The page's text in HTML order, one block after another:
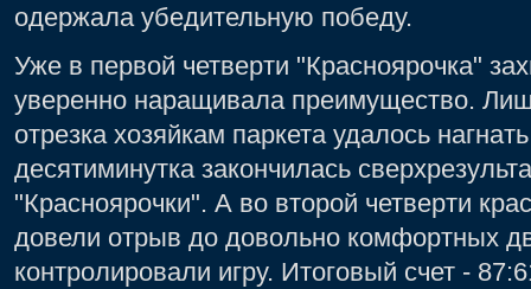
одержала убедительную победу.
Уже в первой четверти "Красноярочка"
уверенно наращивала преимущество.
отрезка хозяйкам паркета удалось
десятиминутка закончилась
"Красноярочки". А во второй четверти
довели отрыв до довольно комфортных
контролировали игру. Итоговый счет -